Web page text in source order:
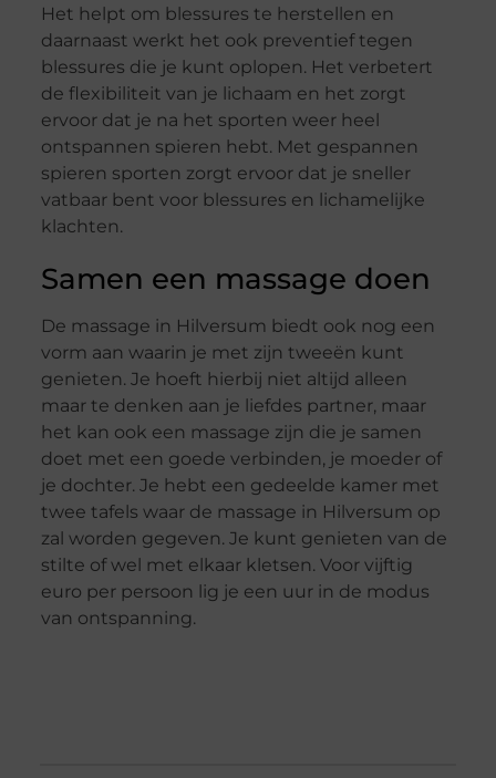
Het helpt om blessures te herstellen en
daarnaast werkt het ook preventief tegen
blessures die je kunt oplopen. Het verbetert
de flexibiliteit van je lichaam en het zorgt
ervoor dat je na het sporten weer heel
ontspannen spieren hebt. Met gespannen
spieren sporten zorgt ervoor dat je sneller
vatbaar bent voor blessures en lichamelijke
klachten.
Samen een massage doen
De massage in Hilversum biedt ook nog een
vorm aan waarin je met zijn tweeën kunt
genieten. Je hoeft hierbij niet altijd alleen
maar te denken aan je liefdes partner, maar
het kan ook een massage zijn die je samen
doet met een goede verbinden, je moeder of
je dochter. Je hebt een gedeelde kamer met
twee tafels waar de massage in Hilversum op
zal worden gegeven. Je kunt genieten van de
stilte of wel met elkaar kletsen. Voor vijftig
euro per persoon lig je een uur in de modus
van ontspanning.